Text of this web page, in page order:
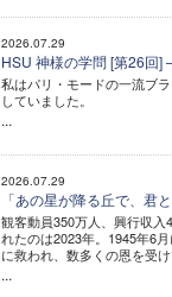
2026.07.29
HSU 神様の学問 [第26回]
私はパリ・モードの一流ブ
していました。
...
2026.07.29
「あの星が降る丘で、君
観客動員350万人、興行収
れたのは2023年。1945年6
に救われ、数多くの恩を受け
...